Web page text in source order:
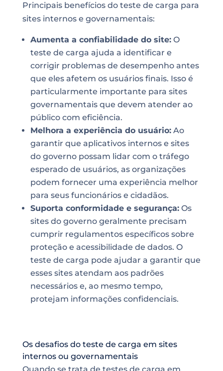
Principais benefícios do teste de carga para
sites internos e governamentais:
Aumenta a confiabilidade do site:O
teste de carga ajuda a identificar e
corrigir problemas de desempenho antes
que eles afetem os usuários finais. Isso é
particularmente importante para sites
governamentais que devem atender ao
público com eficiência.
Melhora a experiência do usuário:Ao
garantir que aplicativos internos e sites
do governo possam lidar com o tráfego
esperado de usuários, as organizações
podem fornecer uma experiência melhor
para seus funcionários e cidadãos.
Suporta conformidade e segurança:Os
sites do governo geralmente precisam
cumprir regulamentos específicos sobre
proteção e acessibilidade de dados. O
teste de carga pode ajudar a garantir que
esses sites atendam aos padrões
necessários e, ao mesmo tempo,
protejam informações confidenciais.
Os desafios do teste de carga em sites
internos ou governamentais